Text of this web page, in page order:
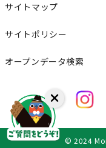
サイトマップ
サイトポリシー
オープンデータ検索
© 2024